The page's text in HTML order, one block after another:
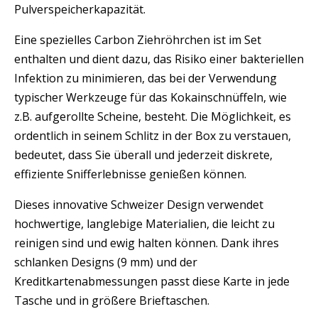
Pulverspeicherkapazität.
Eine spezielles Carbon Ziehröhrchen ist im Set
enthalten und dient dazu, das Risiko einer bakteriellen
Infektion zu minimieren, das bei der Verwendung
typischer Werkzeuge für das Kokainschnüffeln, wie
z.B. aufgerollte Scheine, besteht. Die Möglichkeit, es
ordentlich in seinem Schlitz in der Box zu verstauen,
bedeutet, dass Sie überall und jederzeit diskrete,
effiziente Snifferlebnisse genießen können.
Dieses innovative Schweizer Design verwendet
hochwertige, langlebige Materialien, die leicht zu
reinigen sind und ewig halten können. Dank ihres
schlanken Designs (9 mm) und der
Kreditkartenabmessungen passt diese Karte in jede
Tasche und in größere Brieftaschen.